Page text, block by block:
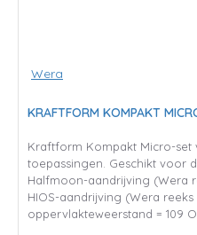
Wera
KRAFTFORM KOMPAKT
Kraftform Kompakt Micro-set
toepassingen. Geschikt voor
Halfmoon-aandrijving (Wera
HIOS-aandrijving (Wera reeks
oppervlakteweerstand = 109